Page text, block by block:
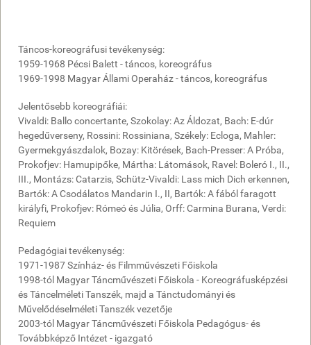
Táncos-koreográfusi tevékenység:
1959-1968 Pécsi Balett - táncos, koreográfus
1969-1998 Magyar Állami Operaház - táncos, koreográfus
Jelentősebb koreográfiái:
Vivaldi: Ballo concertante, Szokolay: Az Áldozat, Bach: E-dúr
hegedűverseny, Rossini: Rossiniana, Székely: Ecloga, Mahler:
Gyermekgyászdalok, Bozay: Kitörések, Bach-Presser: A Próba,
Prokofjev: Hamupipőke, Mártha: Látomások, Ravel: Boleró I., II.,
III., Montázs: Catarzis, Schütz-Vivaldi: Lass mich Dich erkennen,
Bartók: A Csodálatos Mandarin I., II, Bartók: A fából faragott
királyfi, Prokofjev: Rómeó és Júlia, Orff: Carmina Burana, Verdi:
Requiem
Pedagógiai tevékenység:
1971-1987 Színház- és Filmművészeti Főiskola
1998-tól Magyar Táncművészeti Főiskola - Koreográfusképzési
és Táncelméleti Tanszék, majd a Tánctudományi és
Művelődéselméleti Tanszék vezetője
2003-tól Magyar Táncművészeti Főiskola Pedagógus- és
Továbbképző Intézet - igazgató